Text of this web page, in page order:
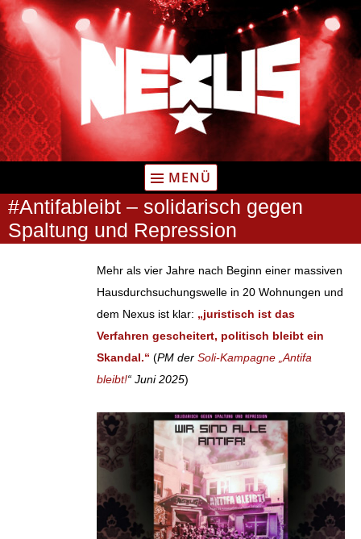
Zum
Inhalt
springen
MENÜ
#Antifableibt – solidarisch gegen
Spaltung und Repression
Mehr als vier Jahre nach Beginn einer massiven
Hausdurchsuchungswelle in 20 Wohnungen und
dem Nexus ist klar: „juristisch ist das
Verfahren gescheitert, politisch bleibt ein
Skandal.“ (PM der Soli-Kampagne „Antifa
bleibt!“ Juni 2025)